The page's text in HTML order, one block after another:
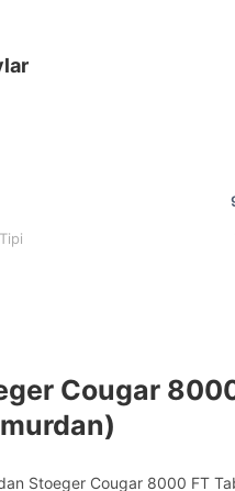
Cougar
Stoeger Cougar 8000 FT